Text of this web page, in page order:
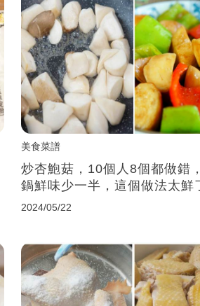
美食菜譜
炒杏鮑菇，10個人8個都做錯
鍋鮮味少一半，這個做法太鮮
2024/05/22